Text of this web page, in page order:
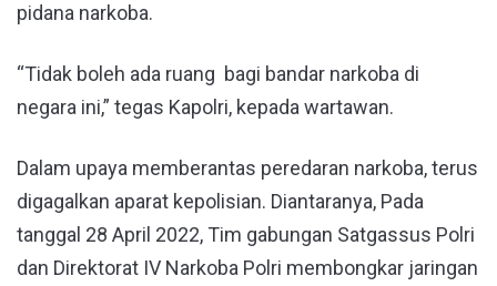
pidana narkoba.
“Tidak boleh ada ruang bagi bandar narkoba di
negara ini,” tegas Kapolri, kepada wartawan.
Dalam upaya memberantas peredaran narkoba, terus
digagalkan aparat kepolisian. Diantaranya, Pada
tanggal 28 April 2022, Tim gabungan Satgassus Polri
dan Direktorat IV Narkoba Polri membongkar jaringan